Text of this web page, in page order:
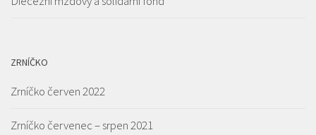
ZRNÍČKO
Zrníčko červen 2022
Zrníčko červenec – srpen 2021